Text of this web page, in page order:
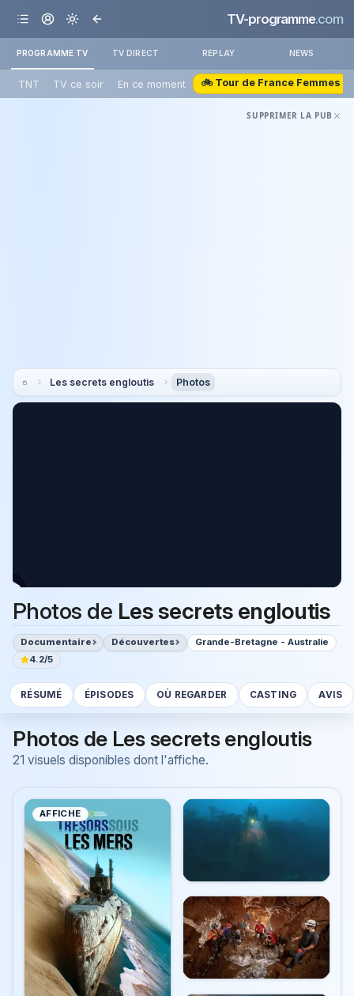
TV-programme.com
PROGRAMME TV TV DIRECT REPLAY NEWS
TNT TV ce soir En ce moment 🚲 Tour de France Femmes
SUPPRIMER LA PUB
Les secrets engloutis Photos
Photos de Les secrets engloutis
Documentaire Découvertes
Grande-Bretagne - Australie
4.2/5
RÉSUMÉ ÉPISODES OÙ REGARDER CASTING AVIS
Photos de Les secrets engloutis
21 visuels disponibles dont l'affiche.
AFFICHE